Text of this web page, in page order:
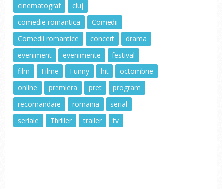
cinematograf
cluj
comedie romantica
Comedii
Comedii romantice
concert
drama
eveniment
evenimente
festival
film
Filme Funny hit
octombrie
online
premiera pret
program
recomandare
romania
serial
seriale
Thriller trailer tv